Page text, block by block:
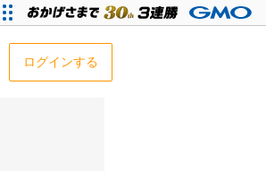
ログインする